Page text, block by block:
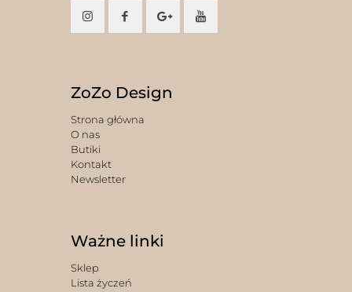
ZoZo Design
Strona główna
O nas
Butiki
Kontakt
Newsletter
Ważne linki
Sklep
Lista życzeń